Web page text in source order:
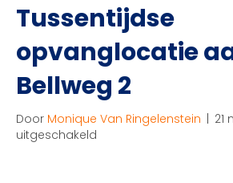
Tussentijdse
opvanglocatie
Bellweg 2
Door Monique Van Ringelenstein | 21
uitgeschakeld